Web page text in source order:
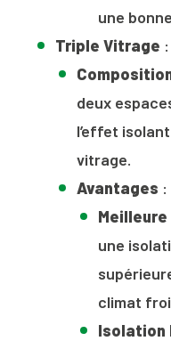
une
Triple Vitrage :
deux
l’effet
vitrage.
Avantages :
une
climat
Isolation